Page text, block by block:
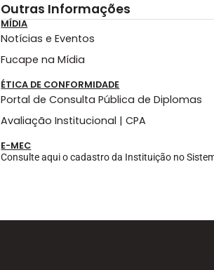
Outras Informações
MÍDIA
Notícias e Eventos
Fucape na Mídia
ÉTICA DE CONFORMIDADE
Portal de Consulta Pública de Diplomas
Avaliação Institucional | CPA
E-MEC
Consulte aqui o cadastro da Instituição no